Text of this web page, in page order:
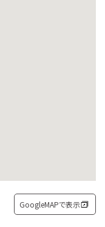
GoogleMAPで表示